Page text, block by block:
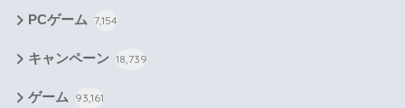
PCゲーム 7,154
キャンペーン 18,739
ゲーム 93,161